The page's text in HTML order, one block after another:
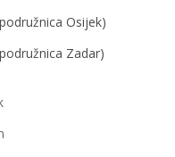
Osijek)
Zadar)